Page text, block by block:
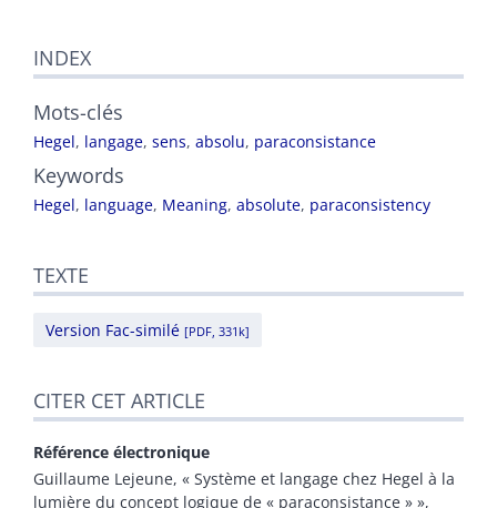
INDEX
Mots-clés
Hegel, langage, sens, absolu, paraconsistance
Keywords
Hegel, language, Meaning, absolute, paraconsistency
TEXTE
Version Fac-similé [PDF, 331k]
CITER CET ARTICLE
Référence électronique
Guillaume Lejeune, « Système et langage chez Hegel à la
lumière du concept logique de « paraconsistance » »,